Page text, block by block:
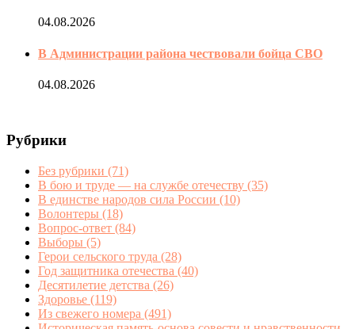
04.08.2026
В Администрации района чествовали бойца СВО
04.08.2026
Рубрики
Без рубрики (71)
В бою и труде — на службе отечеству (35)
В единстве народов сила России (10)
Волонтеры (18)
Вопрос-ответ (84)
Выборы (5)
Герои сельского труда (28)
Год защитника отечества (40)
Десятилетие детства (26)
Здоровье (119)
Из свежего номера (491)